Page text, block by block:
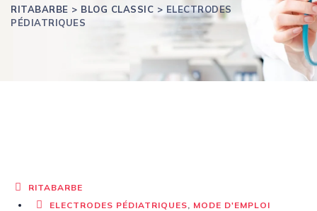
RITABARBE > BLOG CLASSIC > ELECTRODES
PÉDIATRIQUES
RITABARBE
ELECTRODES PÉDIATRIQUES, MODE D'EMPLOI